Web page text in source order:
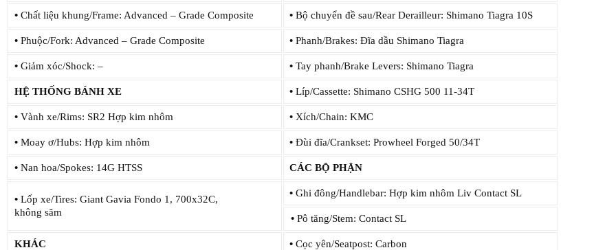
• Chất liệu khung/Frame: Advanced – Grade Composite •Bộ chuyển đề sau/Rear Derailleur: Shimano Tiagra 10S
• Phuộc/Fork: Advanced – Grade Composite •Phanh/Brakes: Đĩa dầu Shimano Tiagra
• Giảm xóc/Shock: – •Tay phanh/Brake Levers: Shimano Tiagra
HỆ THỐNG BÁNH XE •Líp/Cassette: Shimano CSHG 500 11-34T
• Vành xe/Rims: SR2 Hợp kim nhôm •Xích/Chain: KMC
• Moay ơ/Hubs: Hợp kim nhôm •Đùi đĩa/Crankset: Prowheel Forged 50/34T
• Nan hoa/Spokes: 14G HTSS CÁC BỘ PHẬN
• Lốp xe/Tires: Giant Gavia Fondo 1, 700x32C,
không săm
•Ghi đông/Handlebar: Hợp kim nhôm Liv Contact SL
• Pô tăng/Stem: Contact SL
KHÁC •Cọc yên/Seatpost: Carbon